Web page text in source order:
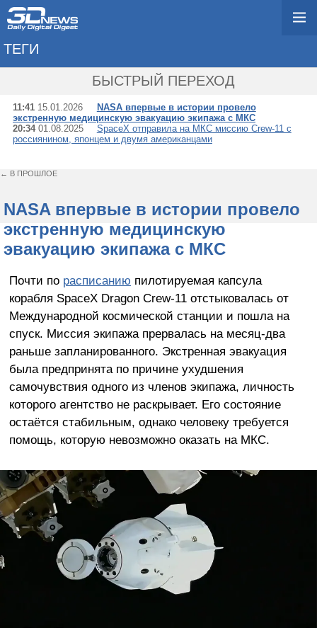
ТЕГИ
БЫСТРЫЙ ПЕРЕХОД
11:41 15.01.2026
NASA впервые в истории провело
экстренную медицинскую эвакуацию экипажа с МКС
20:3401.08.2025
SpaceX отправила на МКС миссию Crew-11 с
россиянином, японцем и двумя американцами
← В ПРОШЛОЕ
NASA впервые в истории провело
экстренную медицинскую
эвакуацию экипажа с МКС
Почти по расписанию пилотируемая капсула
корабля SpaceX Dragon Crew-11 отстыковалась от
Международной космической станции и пошла на
спуск. Миссия экипажа прервалась на месяц-два
раньше запланированного. Экстренная эвакуация
была предпринята по причине ухудшения
самочувствия одного из членов экипажа, личность
которого агентство не раскрывает. Его состояние
остаётся стабильным, однако человеку требуется
помощь, которую невозможно оказать на МКС.